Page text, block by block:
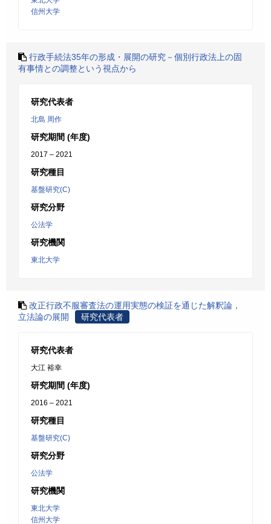
信州大学
行政手続法35年の形成・展開の研究－個別行政法上の固
有事情との調整という視点から
研究代表者
北島 周作
研究期間 (年度)
2017 – 2021
研究種目
基盤研究(C)
研究分野
公法学
研究機関
東北大学
改正行政不服審査法の運用実態の検証を通じた解釈論，
立法論の展開
研究代表者
研究代表者
大江 裕幸
研究期間 (年度)
2016 – 2021
研究種目
基盤研究(C)
研究分野
公法学
研究機関
東北大学
信州大学